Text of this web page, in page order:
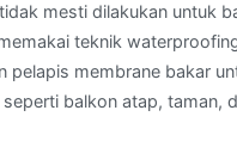
mesti dilakukan untuk
teknik
pelapis membrane bakar
balkon atap, taman,